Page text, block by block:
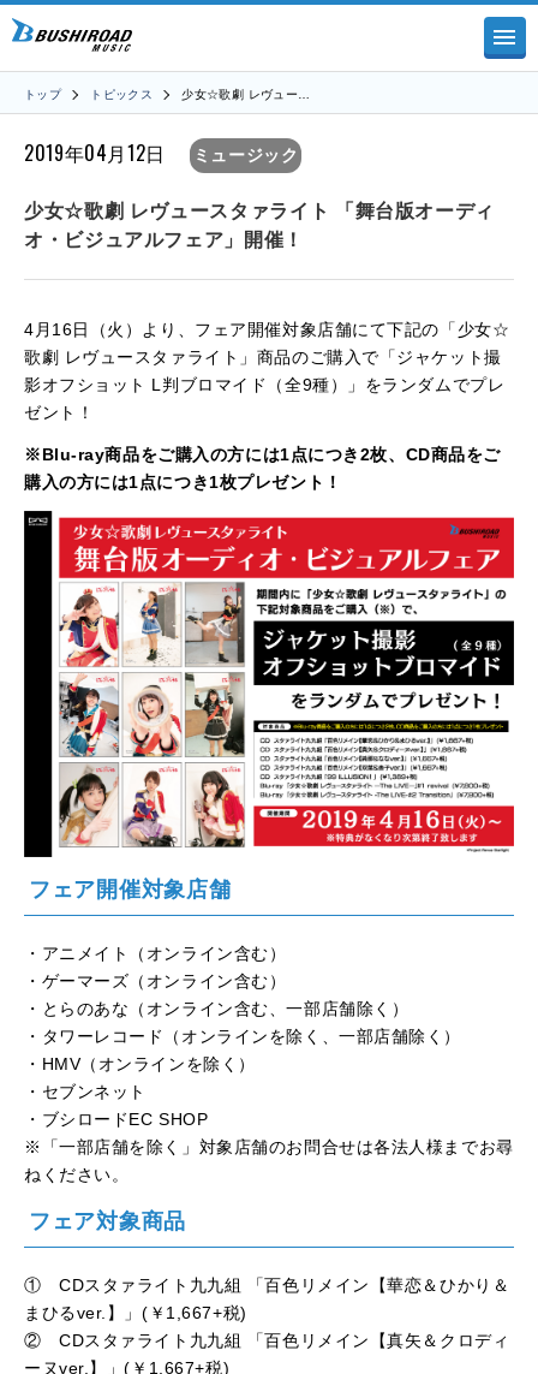
トップ トピックス 少女☆歌劇 レヴュー…
2019年04月12日 ミュージック
少女☆歌劇 レヴュースタァライト 「舞台版オーディ
オ・ビジュアルフェア」開催！
4月16日（火）より、フェア開催対象店舗にて下記の「少女☆
歌劇 レヴュースタァライト」商品のご購入で「ジャケット撮
影オフショット L判ブロマイド（全9種）」をランダムでプレ
ゼント！
※Blu-ray商品をご購入の方には1点につき2枚、CD商品をご
購入の方には1点につき1枚プレゼント！
フェア開催対象店舗
・アニメイト（オンライン含む）
・ゲーマーズ（オンライン含む）
・とらのあな（オンライン含む、一部店舗除く）
・タワーレコード（オンラインを除く、一部店舗除く）
・HMV（オンラインを除く）
・セブンネット
・ブシロードEC SHOP
※「一部店舗を除く」対象店舗のお問合せは各法人様までお尋
ねください。
フェア対象商品
① CDスタァライト九九組 「百色リメイン【華恋＆ひかり＆
まひるver.】」(￥1,667+税)
② CDスタァライト九九組 「百色リメイン【真矢＆クロディ
ーヌver.】」(￥1,667+税)